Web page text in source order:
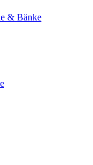
& Bänke